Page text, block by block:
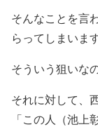
そんなことを言
らってしまいます
そういう狙いな
それに対して、
「この人（池